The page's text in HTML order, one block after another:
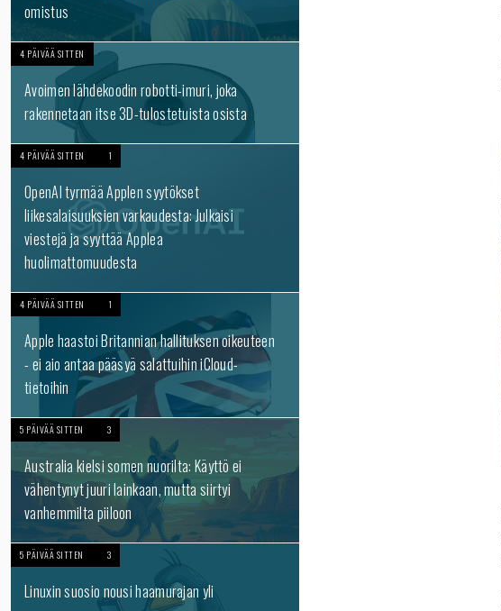
omistus
4 PÄIVÄÄ SITTEN
Avoimen lähdekoodin robotti-imuri, joka
rakennetaan itse 3D-tulostetuista osista
4 PÄIVÄÄ SITTEN 1
OpenAI tyrmää Applen syytökset
liikesalaisuuksien varkaudesta: Julkaisi
viestejä ja syyttää Applea
huolimattomuudesta
4 PÄIVÄÄ SITTEN 1
Apple haastoi Britannian hallituksen oikeuteen
- ei aio antaa pääsyä salattuihin iCloud-
tietoihin
5 PÄIVÄÄ SITTEN 3
Australia kielsi somen nuorilta: Käyttö ei
vähentynyt juuri lainkaan, mutta siirtyi
vanhemmilta piiloon
5 PÄIVÄÄ SITTEN 3
Linuxin suosio nousi haamurajan yli